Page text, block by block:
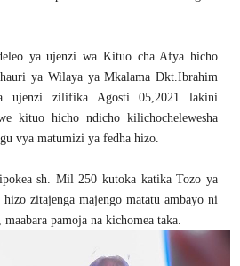
ya ujenzi wa Kituo cha Afya hicho
ya Wilaya ya Mkalama Dkt.Ibrahim
ujenzi zilifika Agosti 05,2021 lakini
kituo hicho ndicho kilichochelewesha
vya matumizi ya fedha hizo.
sh. Mil 250 kutoka katika Tozo ya
zitajenga majengo matatu ambayo ni
pamoja na kichomea taka.